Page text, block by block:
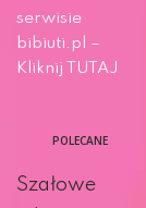
serwisie
bibiuti.pl –
Kliknij TUTAJ
POLECANE
Szałowe